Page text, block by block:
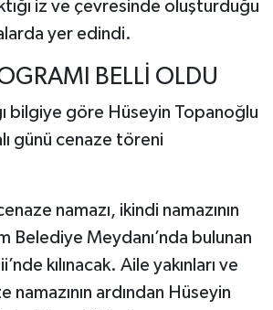
iz ve çevresinde oluşturduğu
yer edindi.
BELLİ OLDU
bilgiye göre Hüseyin Topanoğlu
günü cenaze töreni
namazı, ikindi namazının
Belediye Meydanı’nda bulunan
kılınacak. Aile yakınları ve
namazının ardından Hüseyin